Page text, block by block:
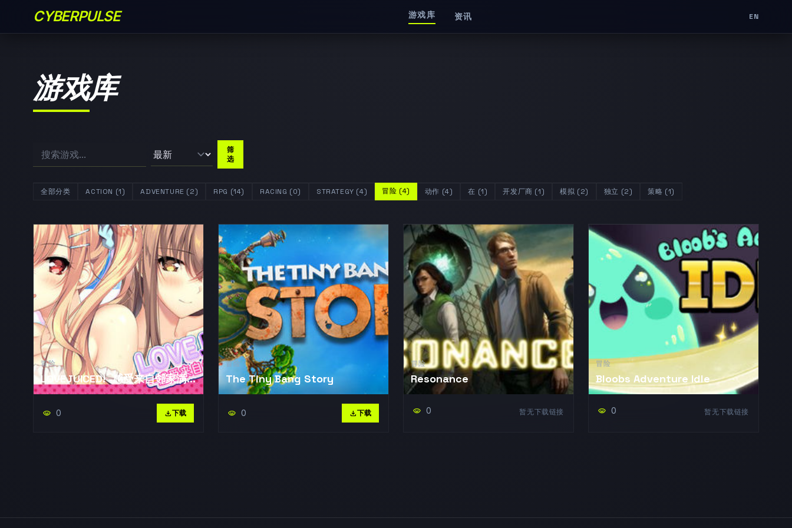
CYBERPULSE 游戏库 资讯 EN
游戏库
筛
选
全部分类 ACTION (1) ADVENTURE (2) RPG (14) RACING (0) STRATEGY (4) 冒险 (4) 动作 (4) 在 (1) 开发厂商 (1) 模拟 (2) 独立 (2) 策略 (1)
冒险
LOVEJUICED! -感受来自邻家满
满的爱意-
visibility 0 download下载
冒险
The Tiny Bang Story
visibility 0 download下载
冒险
Resonance
visibility 0 暂无下载链接
冒险
Bloobs Adventure Idle
visibility 0 暂无下载链接